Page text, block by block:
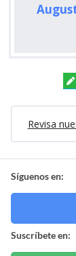
Revisa
Síguenos en:
Suscríbete en: